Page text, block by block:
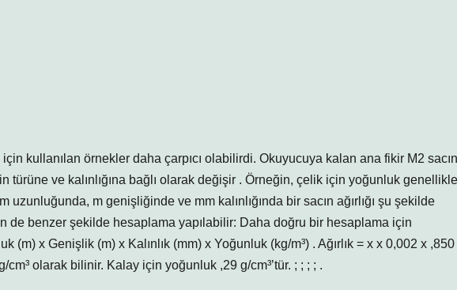
kullanılan örnekler daha çarpıcı olabilirdi. Okuyucuya kalan ana fikir M2 sacın
türüne ve kalınlığına bağlı olarak değişir . Örneğin, çelik için yoğunluk genellikle
uzunluğunda, m genişliğinde ve mm kalınlığında bir sacın ağırlığı şu şekilde
de benzer şekilde hesaplama yapılabilir: Daha doğru bir hesaplama için
(m) x Genişlik (m) x Kalınlık (mm) x Yoğunluk (kg/m³) . Ağırlık = x x 0,002 x ,850
olarak bilinir. Kalay için yoğunluk ,29 g/cm³’tür. ; ; ; ; .